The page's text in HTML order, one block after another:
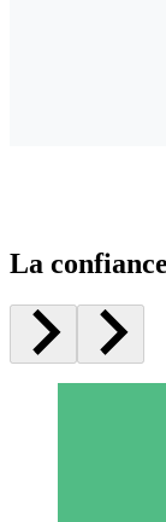
La